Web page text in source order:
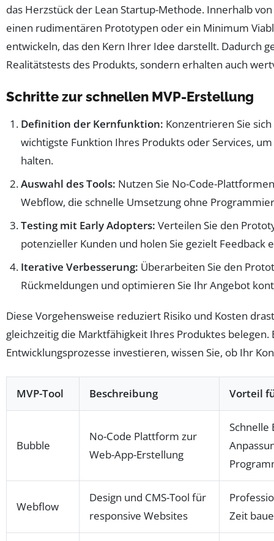
das Herzstück der Lean Startup-Methode. Innerhalb
einen rudimentären Prototypen oder ein Minimum
entwickeln, das den Kern Ihrer Idee darstellt. Dadurch
Realitätstests des Produkts, sondern erhalten auch
Schritte zur schnellen MVP-Erstellung
Definition der Kernfunktion: Konzentrieren Sie
wichtigste Funktion Ihres Produkts oder Services,
halten.
Auswahl des Tools: Nutzen Sie No-Code-
Webflow, die schnelle Umsetzung ohne
Testing mit Early Adopters: Verteilen Sie den
potenzieller Kunden und holen Sie gezielt Feedback
Iterative Verbesserung: Überarbeiten Sie den
Rückmeldungen und optimieren Sie Ihr Angebot
Diese Vorgehensweise reduziert Risiko und Kosten
gleichzeitig die Marktfähigkeit Ihres Produktes belegen.
Entwicklungsprozesse investieren, wissen Sie, ob Ihr
MVP-Tool Beschreibung Vorteil
Bubble
No-Code Plattform zur
Web-App-Erstellung
Schnelle
Webflow
Design und CMS-Tool für
responsive Websites
Zeit